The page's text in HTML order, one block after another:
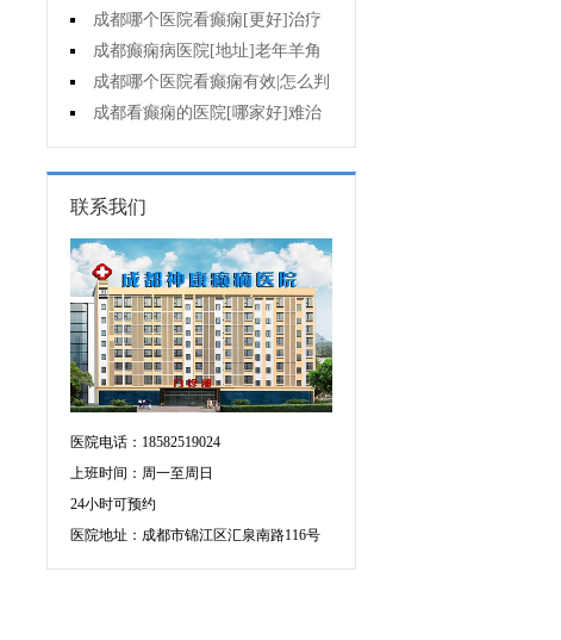
何避免癫痫病的遗传给孩子?
成都哪个医院看癫痫[更好]治疗
癫痫的药物不良反应是什么?
成都癫痫病医院[地址]老年羊角
风心理怎么调整?
成都哪个医院看癫痫有效|怎么判
断癫痫有没有发作?
成都看癫痫的医院[哪家好]难治
性癫痫怎么治疗呢?
联系我们
医院电话：18582519024
上班时间：周一至周日
24小时可预约
医院地址：成都市锦江区汇泉南路116号